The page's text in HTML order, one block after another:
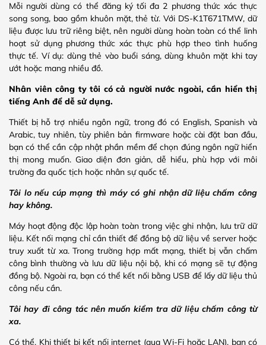
Mỗi người dùng có thể đăng ký tối đa 2 phương thức xác thực
song song, bao gồm khuôn mặt, thẻ từ. Với DS-K1T671TMW, dữ
liệu được lưu trữ riêng biệt, nên người dùng hoàn toàn có thể linh
hoạt sử dụng phương thức xác thực phù hợp theo tình huống
thực tế. Ví dụ: dùng thẻ vào buổi sáng, dùng khuôn mặt khi tay
ướt hoặc mang nhiều đồ.
Nhân viên công ty tôi có cả người nước ngoài, cần hiển thị
tiếng Anh để dễ sử dụng.
Thiết bị hỗ trợ nhiều ngôn ngữ, trong đó có English, Spanish và
Arabic, tuy nhiên, tùy phiên bản firmware hoặc cài đặt ban đầu,
bạn có thể cần cập nhật phần mềm để chọn đúng ngôn ngữ hiển
thị mong muốn. Giao diện đơn giản, dễ hiểu, phù hợp với môi
trường đa quốc tịch hoặc nhân sự quốc tế.
Tôi lo nếu cúp mạng thì máy có ghi nhận dữ liệu chấm công
hay không.
Máy hoạt động độc lập hoàn toàn trong việc ghi nhận, lưu trữ dữ
liệu. Kết nối mạng chỉ cần thiết để đồng bộ dữ liệu về server hoặc
truy xuất từ xa. Trong trường hợp mất mạng, thiết bị vẫn chấm
công bình thường và lưu dữ liệu nội bộ, khi có mạng sẽ tự động
đồng bộ. Ngoài ra, bạn có thể kết nối bằng USB để lấy dữ liệu thủ
công nếu cần.
Tôi hay đi công tác nên muốn kiểm tra dữ liệu chấm công từ
xa.
Có thể. Khi thiết bị kết nối internet (qua Wi-Fi hoặc LAN), bạn có